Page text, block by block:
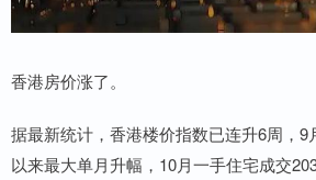
香港房价涨了。
据最新统计，香港楼价指数已连升6周，9
以来最大单月升幅，10月一手住宅成交